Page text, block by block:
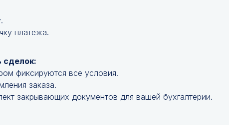
платежа.
сделок:
фиксируются все условия.
заказа.
закрывающих документов для вашей бухгалтерии.